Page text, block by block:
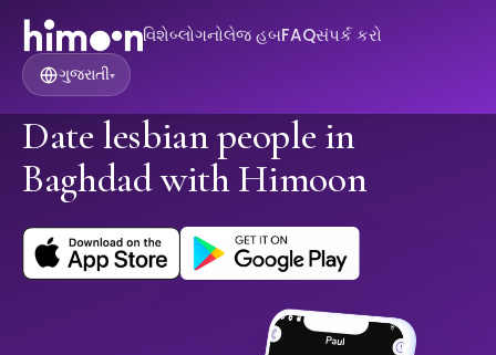
વિશેબ્લોગનોલેજ હબFAQસંપર્ક કરો
ગુજરાતી▾
Date lesbian people in
Baghdad with Himoon